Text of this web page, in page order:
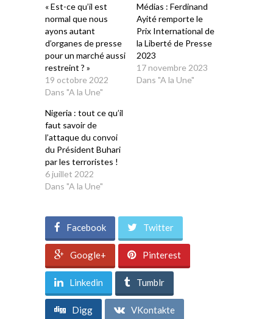
« Est-ce qu’il est
normal que nous
ayons autant
d’organes de presse
pour un marché aussi
restreint ? »
19 octobre 2022
Dans "A la Une"
Médias : Ferdinand
Ayité remporte le
Prix International de
la Liberté de Presse
2023
17 novembre 2023
Dans "A la Une"
Nigeria : tout ce qu’il
faut savoir de
l’attaque du convoi
du Président Buhari
par les terroristes !
6 juillet 2022
Dans "A la Une"
Facebook Twitter
Google+ Pinterest
Linkedin Tumblr
Digg VKontakte